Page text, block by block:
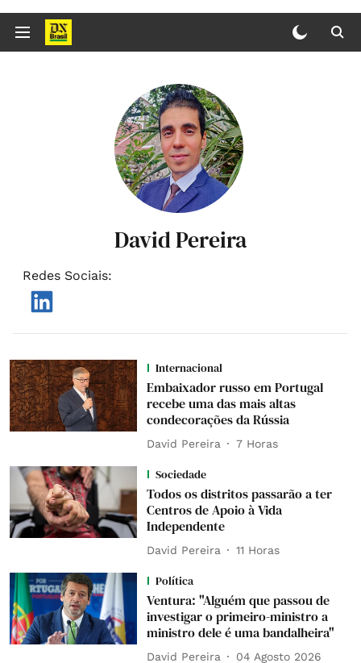
David Pereira
Redes Sociais:
Internacional
Embaixador russo em Portugal
recebe uma das mais altas
condecorações da Rússia
David Pereira 7 Horas
Sociedade
Todos os distritos passarão a ter
Centros de Apoio à Vida
Independente
David Pereira 11 Horas
Política
Ventura: "Alguém que passou de
investigar o primeiro-ministro a
ministro dele é uma bandalheira"
David Pereira 04 Agosto 2026